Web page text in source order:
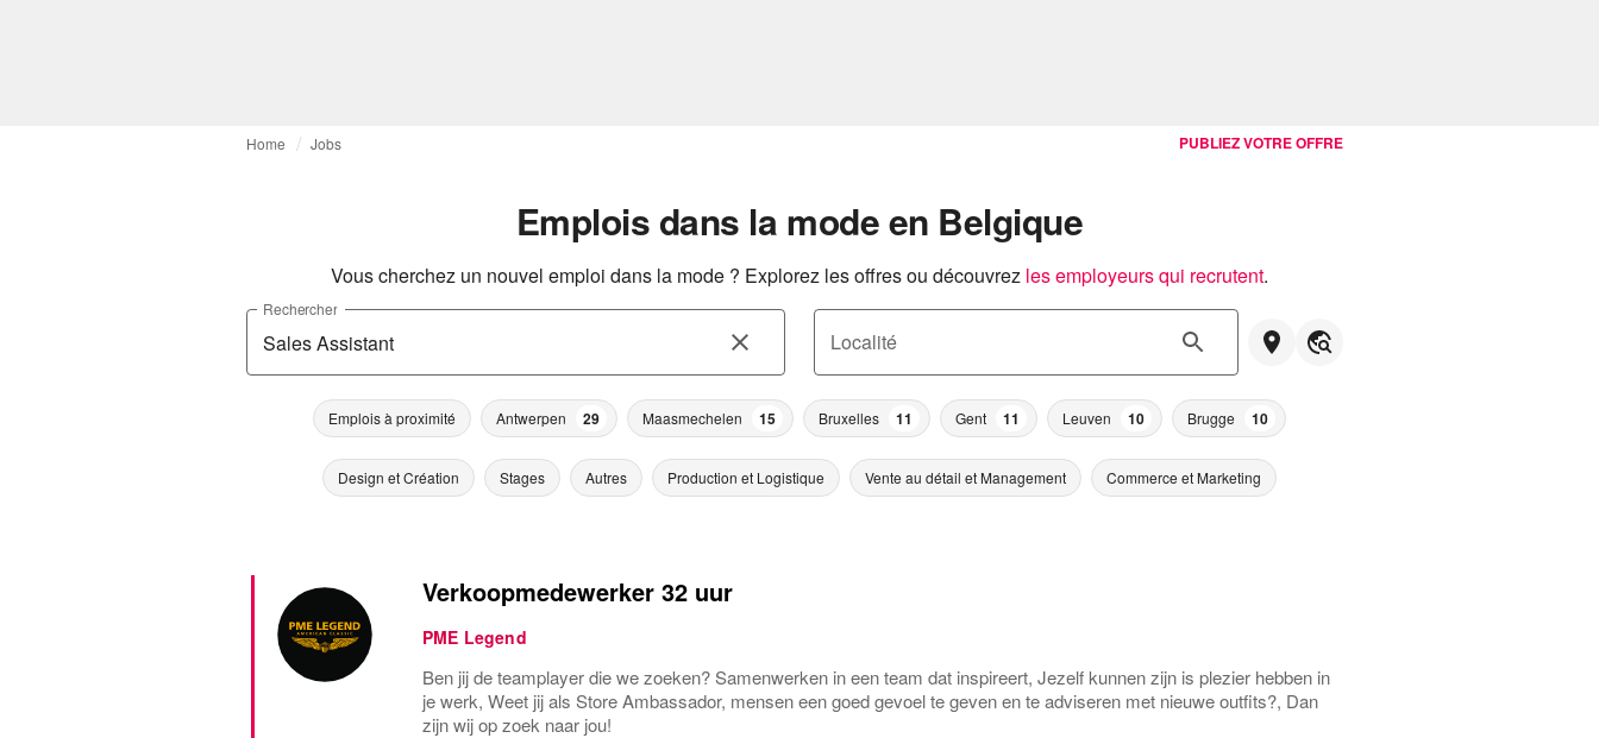
Home Jobs PUBLIEZ VOTRE OFFRE
Emplois dans la mode en Belgique
Vous cherchez un nouvel emploi dans la mode ? Explorez les offres ou découvrez les employeurs qui recrutent.
Rechercher
Localité
Emplois à proximité Antwerpen 29 Maasmechelen 15 Bruxelles 11 Gent 11 Leuven 10 Brugge 10
Design et Création Stages Autres Production et Logistique Vente au détail et Management Commerce et Marketing
Verkoopmedewerker 32 uur
PME Legend
Ben jij de teamplayer die we zoeken? Samenwerken in een team dat inspireert, Jezelf kunnen zijn is plezier hebben in
je werk, Weet jij als Store Ambassador, mensen een goed gevoel te geven en te adviseren met nieuwe outfits?, Dan
zijn wij op zoek naar jou!